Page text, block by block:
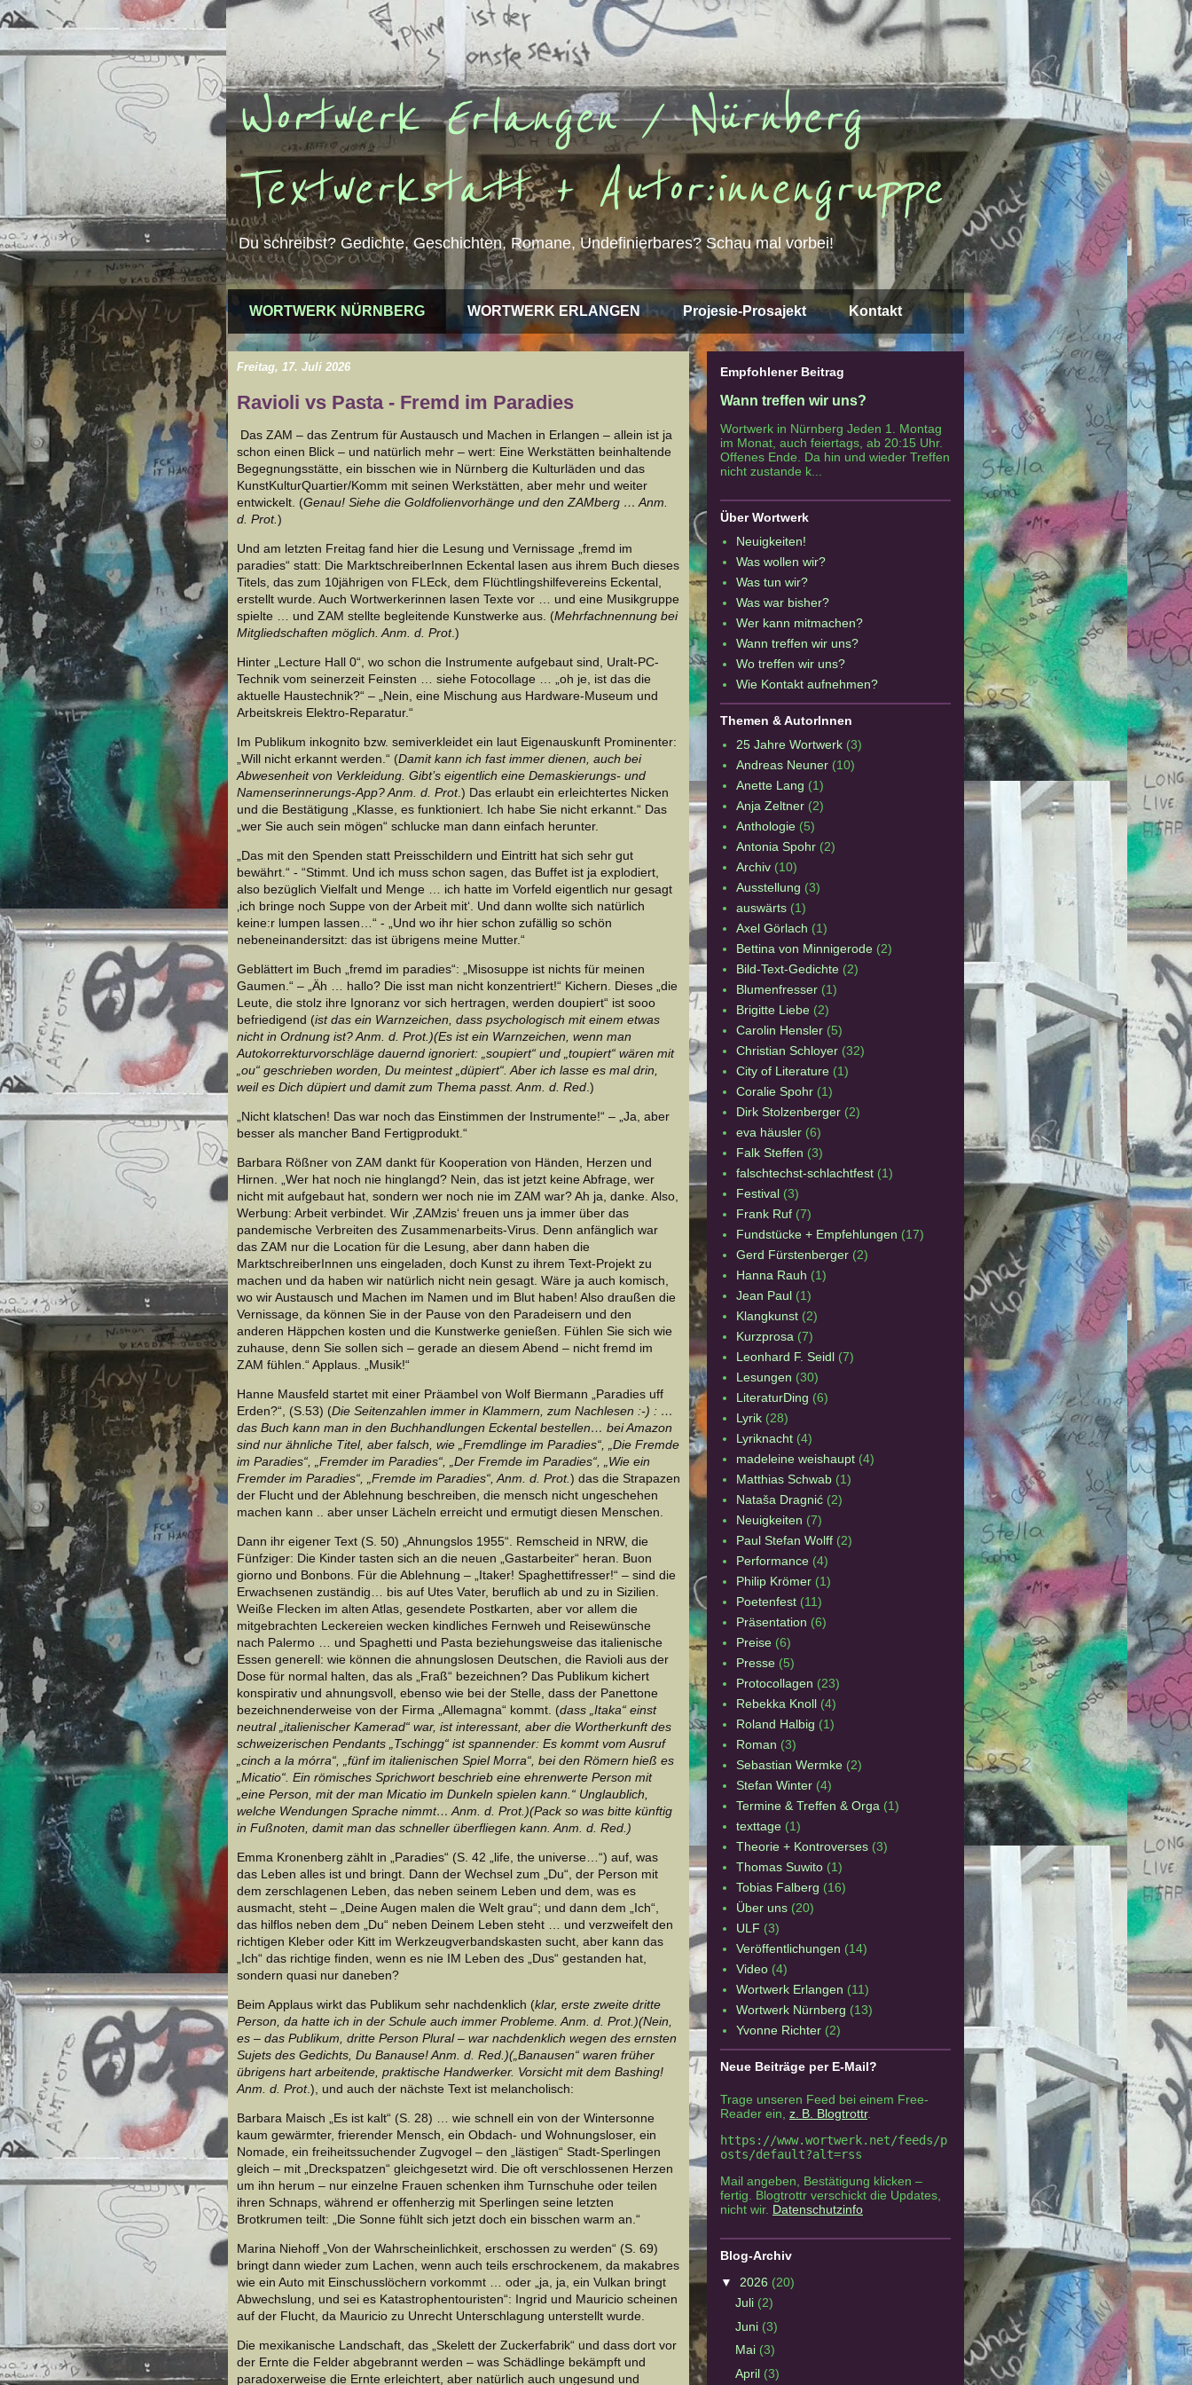
Wortwerk Erlangen / Nürnberg
Textwerkstatt + Autor:innengruppe
Du schreibst? Gedichte, Geschichten, Romane, Undefinierbares? Schau mal vorbei!
WORTWERK NÜRNBERG WORTWERK ERLANGEN Projesie-Prosajekt Kontakt
Freitag, 17. Juli 2026
Ravioli vs Pasta - Fremd im Paradies
Das ZAM – das Zentrum für Austausch und Machen in Erlangen – allein ist ja
schon einen Blick – und natürlich mehr – wert: Eine Werkstätten beinhaltende
Begegnungsstätte, ein bisschen wie in Nürnberg die Kulturläden und das
KunstKulturQuartier/Komm mit seinen Werkstätten, aber mehr und weiter
entwickelt. (Genau! Siehe die Goldfolienvorhänge und den ZAMberg … Anm.
d. Prot.)
Und am letzten Freitag fand hier die Lesung und Vernissage „fremd im
paradies“ statt: Die MarktschreiberInnen Eckental lasen aus ihrem Buch dieses
Titels, das zum 10jährigen von FLEck, dem Flüchtlingshilfevereins Eckental,
erstellt wurde. Auch Wortwerkerinnen lasen Texte vor … und eine Musikgruppe
spielte … und ZAM stellte begleitende Kunstwerke aus. (Mehrfachnennung bei
Mitgliedschaften möglich. Anm. d. Prot.)
Hinter „Lecture Hall 0“, wo schon die Instrumente aufgebaut sind, Uralt-PC-
Technik vom seinerzeit Feinsten … siehe Fotocollage … „oh je, ist das die
aktuelle Haustechnik?“ – „Nein, eine Mischung aus Hardware-Museum und
Arbeitskreis Elektro-Reparatur.“
Im Publikum inkognito bzw. semiverkleidet ein laut Eigenauskunft Prominenter:
„Will nicht erkannt werden.“ (Damit kann ich fast immer dienen, auch bei
Abwesenheit von Verkleidung. Gibt’s eigentlich eine Demaskierungs- und
Namenserinnerungs-App? Anm. d. Prot.) Das erlaubt ein erleichtertes Nicken
und die Bestätigung „Klasse, es funktioniert. Ich habe Sie nicht erkannt.“ Das
„wer Sie auch sein mögen“ schlucke man dann einfach herunter.
„Das mit den Spenden statt Preisschildern und Eintritt hat sich sehr gut
bewährt.“ - “Stimmt. Und ich muss schon sagen, das Buffet ist ja explodiert,
also bezüglich Vielfalt und Menge … ich hatte im Vorfeld eigentlich nur gesagt
‚ich bringe noch Suppe von der Arbeit mit‘. Und dann wollte sich natürlich
keine:r lumpen lassen…“ - „Und wo ihr hier schon zufällig so schön
nebeneinandersitzt: das ist übrigens meine Mutter.“
Geblättert im Buch „fremd im paradies“: „Misosuppe ist nichts für meinen
Gaumen.“ – „Äh … hallo? Die isst man nicht konzentriert!“ Kichern. Dieses „die
Leute, die stolz ihre Ignoranz vor sich hertragen, werden doupiert“ ist sooo
befriedigend (ist das ein Warnzeichen, dass psychologisch mit einem etwas
nicht in Ordnung ist? Anm. d. Prot.)(Es ist ein Warnzeichen, wenn man
Autokorrekturvorschläge dauernd ignoriert: „soupiert“ und „toupiert“ wären mit
„ou“ geschrieben worden, Du meintest „düpiert“. Aber ich lasse es mal drin,
weil es Dich düpiert und damit zum Thema passt. Anm. d. Red .)
„Nicht klatschen! Das war noch das Einstimmen der Instrumente!“ – „Ja, aber
besser als mancher Band Fertigprodukt.“
Barbara Rößner von ZAM dankt für Kooperation von Händen, Herzen und
Hirnen. „Wer hat noch nie hinglangd? Nein, das ist jetzt keine Abfrage, wer
nicht mit aufgebaut hat, sondern wer noch nie im ZAM war? Ah ja, danke. Also,
Werbung: Arbeit verbindet. Wir ‚ZAMzis‘ freuen uns ja immer über das
pandemische Verbreiten des Zusammenarbeits-Virus. Denn anfänglich war
das ZAM nur die Location für die Lesung, aber dann haben die
MarktschreiberInnen uns eingeladen, doch Kunst zu ihrem Text-Projekt zu
machen und da haben wir natürlich nicht nein gesagt. Wäre ja auch komisch,
wo wir Austausch und Machen im Namen und im Blut haben! Also draußen die
Vernissage, da können Sie in der Pause von den Paradeisern und den
anderen Häppchen kosten und die Kunstwerke genießen. Fühlen Sie sich wie
zuhause, denn Sie sollen sich – gerade an diesem Abend – nicht fremd im
ZAM fühlen.“ Applaus. „Musik!“
Hanne Mausfeld startet mit einer Präambel von Wolf Biermann „Paradies uff
Erden?“, (S.53) (Die Seitenzahlen immer in Klammern, zum Nachlesen :-) : …
das Buch kann man in den Buchhandlungen Eckental bestellen… bei Amazon
sind nur ähnliche Titel, aber falsch, wie „Fremdlinge im Paradies“, „Die Fremde
im Paradies“, „Fremder im Paradies“, „Der Fremde im Paradies“, „Wie ein
Fremder im Paradies“, „Fremde im Paradies“, Anm. d. Prot.) das die Strapazen
der Flucht und der Ablehnung beschreiben, die mensch nicht ungeschehen
machen kann .. aber unser Lächeln erreicht und ermutigt diesen Menschen.
Dann ihr eigener Text (S. 50) „Ahnungslos 1955“. Remscheid in NRW, die
Fünfziger: Die Kinder tasten sich an die neuen „Gastarbeiter“ heran. Buon
giorno und Bonbons. Für die Ablehnung – „Itaker! Spaghettifresser!“ – sind die
Erwachsenen zuständig… bis auf Utes Vater, beruflich ab und zu in Sizilien.
Weiße Flecken im alten Atlas, gesendete Postkarten, aber vor allem die
mitgebrachten Leckereien wecken kindliches Fernweh und Reisewünsche
nach Palermo … und Spaghetti und Pasta beziehungsweise das italienische
Essen generell: wie können die ahnungslosen Deutschen, die Ravioli aus der
Dose für normal halten, das als „Fraß“ bezeichnen? Das Publikum kichert
konspirativ und ahnungsvoll, ebenso wie bei der Stelle, dass der Panettone
bezeichnenderweise von der Firma „Allemagna“ kommt. (dass „Itaka“ einst
neutral „italienischer Kamerad“ war, ist interessant, aber die Wortherkunft des
schweizerischen Pendants „Tschingg“ ist spannender: Es kommt vom Ausruf
„cinch a la mórra“, „fünf im italienischen Spiel Morra“, bei den Römern hieß es
„Micatio“. Ein römisches Sprichwort beschrieb eine ehrenwerte Person mit
„eine Person, mit der man Micatio im Dunkeln spielen kann.“ Unglaublich,
welche Wendungen Sprache nimmt… Anm. d. Prot.)(Pack so was bitte künftig
in Fußnoten, damit man das schneller überfliegen kann. Anm. d. Red.)
Emma Kronenberg zählt in „Paradies“ (S. 42 „life, the universe…“) auf, was
das Leben alles ist und bringt. Dann der Wechsel zum „Du“, der Person mit
dem zerschlagenen Leben, das neben seinem Leben und dem, was es
ausmacht, steht – „Deine Augen malen die Welt grau“; und dann dem „Ich“,
das hilflos neben dem „Du“ neben Deinem Leben steht … und verzweifelt den
richtigen Kleber oder Kitt im Werkzeugverbandskasten sucht, aber kann das
„Ich“ das richtige finden, wenn es nie IM Leben des „Dus“ gestanden hat,
sondern quasi nur daneben?
Beim Applaus wirkt das Publikum sehr nachdenklich (klar, erste zweite dritte
Person, da hatte ich in der Schule auch immer Probleme. Anm. d. Prot.)(Nein,
es – das Publikum, dritte Person Plural – war nachdenklich wegen des ernsten
Sujets des Gedichts, Du Banause! Anm. d. Red.)(„Banausen“ waren früher
übrigens hart arbeitende, praktische Handwerker. Vorsicht mit dem Bashing!
Anm. d. Prot.), und auch der nächste Text ist melancholisch:
Barbara Maisch „Es ist kalt“ (S. 28) … wie schnell ein von der Wintersonne
kaum gewärmter, frierender Mensch, ein Obdach- und Wohnungsloser, ein
Nomade, ein freiheitssuchender Zugvogel – den „lästigen“ Stadt-Sperlingen
gleich – mit „Dreckspatzen“ gleichgesetzt wird. Die oft verschlossenen Herzen
um ihn herum – nur einzelne Frauen schenken ihm Turnschuhe oder teilen
ihren Schnaps, während er offenherzig mit Sperlingen seine letzten
Brotkrumen teilt: „Die Sonne fühlt sich jetzt doch ein bisschen warm an.“
Marina Niehoff „Von der Wahrscheinlichkeit, erschossen zu werden“ (S. 69)
bringt dann wieder zum Lachen, wenn auch teils erschrockenem, da makabres
wie ein Auto mit Einschusslöchern vorkommt … oder „ja, ja, ein Vulkan bringt
Abwechslung, und sei es Katastrophentouristen“: Ingrid und Mauricio scheinen
auf der Flucht, da Mauricio zu Unrecht Unterschlagung unterstellt wurde.
Die mexikanische Landschaft, das „Skelett der Zuckerfabrik“ und dass dort vor
der Ernte die Felder abgebrannt werden – was Schädlinge bekämpft und
paradoxerweise die Ernte erleichtert, aber natürlich auch ungesund und
Empfohlener Beitrag
Wann treffen wir uns?
Wortwerk in Nürnberg Jeden 1. Montag
im Monat, auch feiertags, ab 20:15 Uhr.
Offenes Ende. Da hin und wieder Treffen
nicht zustande k...
Über Wortwerk
Neuigkeiten!
Was wollen wir?
Was tun wir?
Was war bisher?
Wer kann mitmachen?
Wann treffen wir uns?
Wo treffen wir uns?
Wie Kontakt aufnehmen?
Themen & AutorInnen
25 Jahre Wortwerk (3)
Andreas Neuner (10)
Anette Lang (1)
Anja Zeltner (2)
Anthologie (5)
Antonia Spohr (2)
Archiv (10)
Ausstellung (3)
auswärts (1)
Axel Görlach (1)
Bettina von Minnigerode (2)
Bild-Text-Gedichte (2)
Blumenfresser (1)
Brigitte Liebe (2)
Carolin Hensler (5)
Christian Schloyer (32)
City of Literature (1)
Coralie Spohr (1)
Dirk Stolzenberger (2)
eva häusler (6)
Falk Steffen (3)
falschtechst-schlachtfest (1)
Festival (3)
Frank Ruf (7)
Fundstücke + Empfehlungen (17)
Gerd Fürstenberger (2)
Hanna Rauh (1)
Jean Paul (1)
Klangkunst (2)
Kurzprosa (7)
Leonhard F. Seidl (7)
Lesungen (30)
LiteraturDing (6)
Lyrik (28)
Lyriknacht (4)
madeleine weishaupt (4)
Matthias Schwab (1)
Nataša Dragnić (2)
Neuigkeiten (7)
Paul Stefan Wolff (2)
Performance (4)
Philip Krömer (1)
Poetenfest (11)
Präsentation (6)
Preise (6)
Presse (5)
Protocollagen (23)
Rebekka Knoll (4)
Roland Halbig (1)
Roman (3)
Sebastian Wermke (2)
Stefan Winter (4)
Termine & Treffen & Orga (1)
texttage (1)
Theorie + Kontroverses (3)
Thomas Suwito (1)
Tobias Falberg (16)
Über uns (20)
ULF (3)
Veröffentlichungen (14)
Video (4)
Wortwerk Erlangen (11)
Wortwerk Nürnberg (13)
Yvonne Richter (2)
Neue Beiträge per E-Mail?
Trage unseren Feed bei einem Free-
Reader ein, z. B. Blogtrottr.
https://www.wortwerk.net/feeds/p
osts/default?alt=rss
Mail angeben, Bestätigung klicken –
fertig. Blogtrottr verschickt die Updates,
nicht wir. Datenschutzinfo
Blog-Archiv
▼ 2026 (20)
Juli (2)
Juni (3)
Mai (3)
April (3)